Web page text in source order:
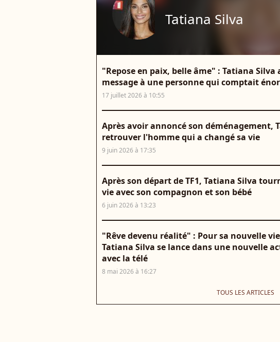
Tatiana Silva
"Repose en paix, belle âme" : Tatiana Silva
message à une personne qui comptait
17 juillet 2026 à 10:55
Après avoir annoncé son déménagement,
retrouver l'homme qui a changé sa vie
9 juin 2026 à 17:35
Après son départ de TF1, Tatiana Silva
vie avec son compagnon et son bébé
6 juin 2026 à 13:23
"Rêve devenu réalité" : Pour sa nouvelle
Tatiana Silva se lance dans une nouvelle
avec la télé
8 mai 2026 à 16:27
TOUS LES ARTICLES